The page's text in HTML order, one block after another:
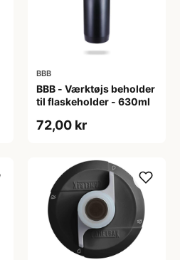
BBB
BBB - Værktøjs beholder
til flaskeholder - 630ml
72,00 kr